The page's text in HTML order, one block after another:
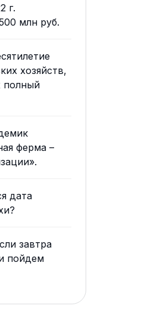
г.
млн руб.
хозяйств,
полный
ферма –
дата
завтра
пойдем